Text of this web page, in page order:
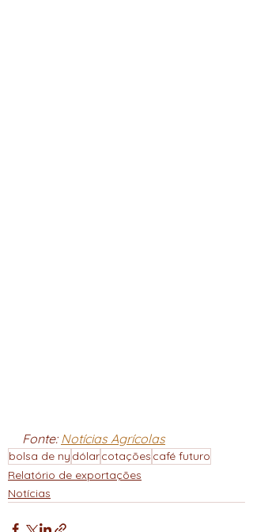
Fonte: Notícias Agrícolas
bolsa de ny dólarcotações café futuro
Relatório de exportações
Notícias